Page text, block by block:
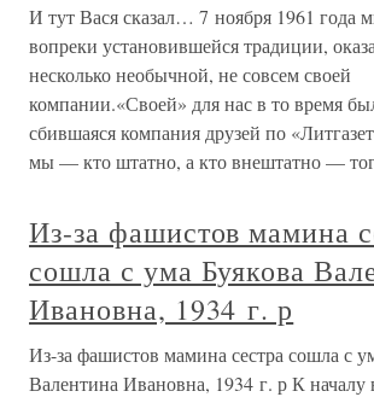
И тут Вася сказал… 7 ноября 1961 года
вопреки установившейся традиции,
несколько необычной, не совсем своей
компании.«Своей» для нас в то время
сбившаяся компания друзей по
мы — кто штатно, а кто внештатно —
Из-за фашистов мамина
сошла с ума Буякова
Ивановна, 1934 г. р
Из-за фашистов мамина сестра сошла с
Валентина Ивановна, 1934 г. р К